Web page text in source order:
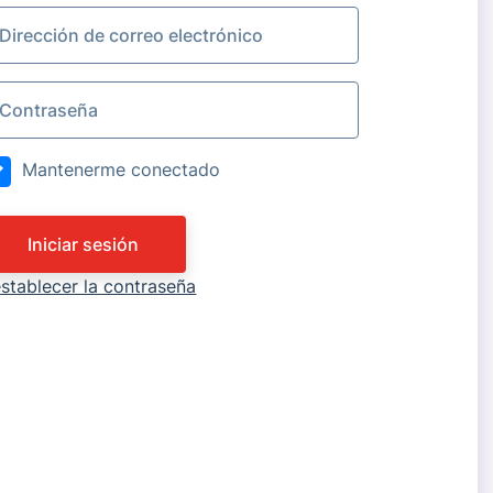
Mantenerme conectado
Iniciar sesión
la contraseña